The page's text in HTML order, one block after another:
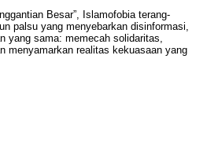
Besar”, Islamofobia terang-
palsu yang menyebarkan disinformasi,
yang sama: memecah solidaritas,
menyamarkan realitas kekuasaan yang